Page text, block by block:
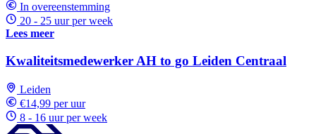
In overeenstemming
20 - 25 uur per week
Lees meer
Kwaliteitsmedewerker AH to go Leiden Centraal
Leiden
€14,99 per uur
8 - 16 uur per week